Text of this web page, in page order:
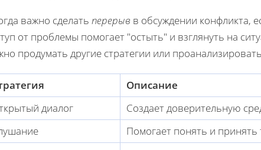
важно сделать перерыв в обсуждении конфликта,
от проблемы помогает "остыть" и взглянуть на
продумать другие стратегии или
Описание
диалог
Создает доверительную
Помогает понять и принять